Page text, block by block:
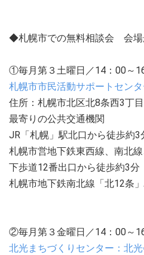
◆札幌市での無料相談会 会場
①毎月第３土曜日／14：00～
札幌市市民活動サポートセン
住所：札幌市北区北8条西3丁
最寄りの公共交通機関
JR「札幌」駅北口から徒歩約3
札幌市営地下鉄東西線、南北
下歩道12番出口から徒歩約3分
札幌市地下鉄南北線「北12条
②毎月第３金曜日／14：00～
北光まちづくりセンター：北